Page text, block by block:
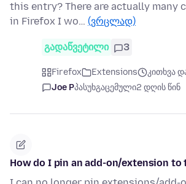
this entry? There are actually many
in Firefox I wo… (ვრცლად)
გადაწვეტილი 3
Firefox Extensions
კითხვა
Joe Pპასუხგაცემული2 დღის წინ
How do I pin an add-on/extension to